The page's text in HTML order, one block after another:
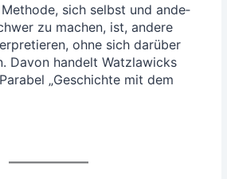
Metho­de, sich selbst und ande­
zu machen, ist, ande­re
ohne sich dar­über
Davon han­delt Watz­la­wicks
„Geschich­te mit dem